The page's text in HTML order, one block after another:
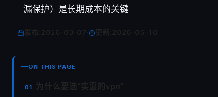
漏保护）是长期成本的关键
更新:
ON THIS PAGE